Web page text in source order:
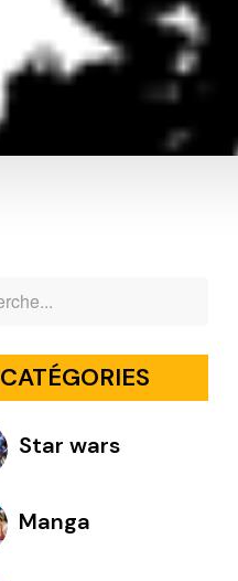
CATÉGORIES
Star wars
Manga